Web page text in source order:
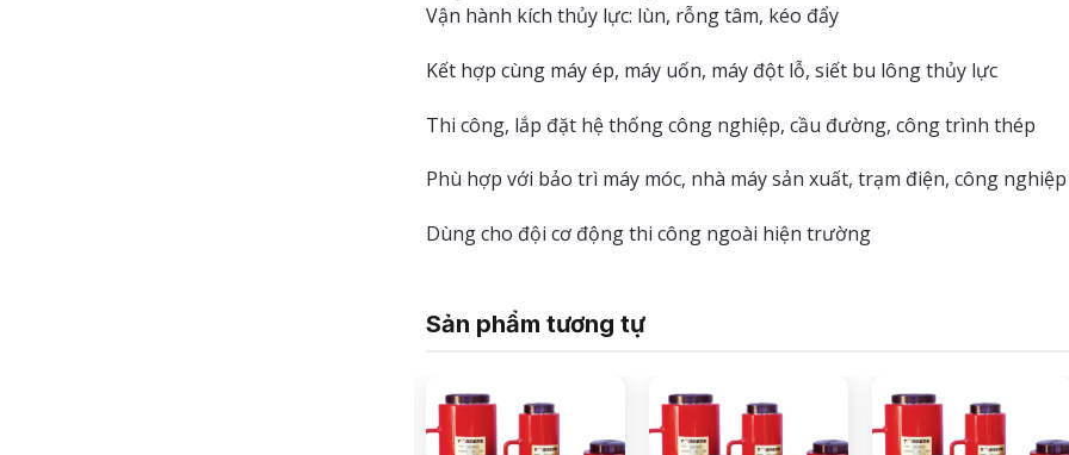
Vận hành kích thủy lực: lùn, rỗng tâm, kéo đẩy
Kết hợp cùng máy ép, máy uốn, máy đột lỗ, siết bu lông thủy lực
Thi công, lắp đặt hệ thống công nghiệp, cầu đường, công trình thép
Phù hợp với bảo trì máy móc, nhà máy sản xuất, trạm điện, công
Dùng cho đội cơ động thi công ngoài hiện trường
Sản phẩm tương tự